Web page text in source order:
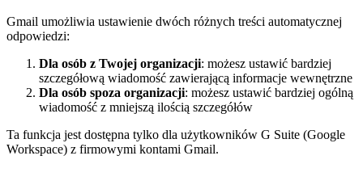
Gmail umożliwia ustawienie dwóch różnych treści automatycznej
odpowiedzi:
Dla osób z Twojej organizacji: możesz ustawić bardziej
szczegółową wiadomość zawierającą informacje wewnętrzne
Dla osób spoza organizacji: możesz ustawić bardziej ogólną
wiadomość z mniejszą ilością szczegółów
Ta funkcja jest dostępna tylko dla użytkowników G Suite (Google
Workspace) z firmowymi kontami Gmail.